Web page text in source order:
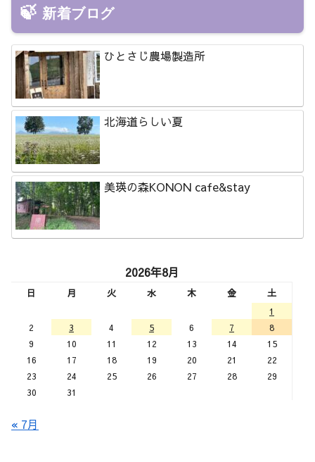
新着ブログ
ひとさじ農場製造所
北海道らしい夏
美瑛の森KONON cafe&stay
2026年8月
日 月 火 水 木 金
土
1
2
3 4 5 6 7
8
9
10 11 12 13 14
15
16
17 18 19 20 21
22
23
24 25 26 27 28
29
30
31
« 7月